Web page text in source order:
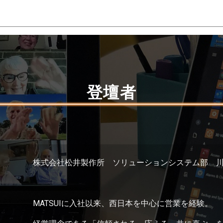
登壇者
株式会社松井製作所 ソリューションシステム部
MATSUIに入社以来、西日本を中心に営業を経験。